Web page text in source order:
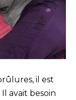
il est
avait besoin